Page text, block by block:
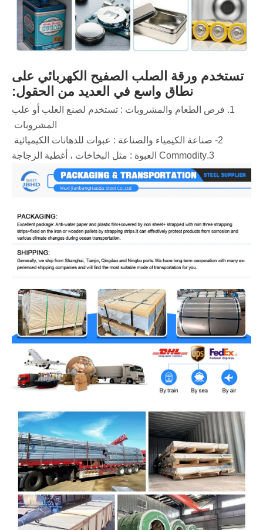
تستخدم ورقة الصلب الصفيح الكهربائي على
نطاق واسع في العديد من الحقول:
‌1. فرض الطعام والمشروبات ‌: تستخدم لصنع العلب أو علب
المشروبات ‌
‌2- صناعة الكيمياء والصناعة ‌: عبوات للدهانات الكيميائية ‌
‌3.Commodity العبوة ‌: مثل البخاخات ، أغطية الزجاجة